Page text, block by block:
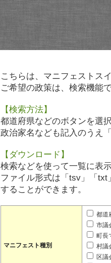
こちらは、マニフェストス
ご希望の政策は、検索機能
【検索方法】
都道府県などのボタンを選
政治家名なども記入のうえ
【ダウンロード】
検索などを使って一覧に表
ファイル形式は「tsv」「txt
することができます。
マニフェスト種別
都道
市議
町長
村議
区議